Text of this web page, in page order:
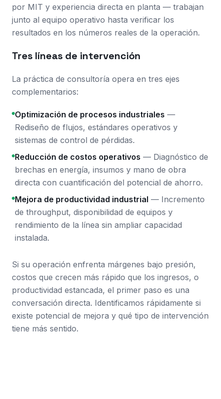
por MIT y experiencia directa en planta — trabajan
junto al equipo operativo hasta verificar los
resultados en los números reales de la operación.
Tres líneas de intervención
La práctica de consultoría opera en tres ejes
complementarios:
Optimización de procesos industriales —
Rediseño de flujos, estándares operativos y
sistemas de control de pérdidas.
Reducción de costos operativos — Diagnóstico de
brechas en energía, insumos y mano de obra
directa con cuantificación del potencial de ahorro.
Mejora de productividad industrial — Incremento
de throughput, disponibilidad de equipos y
rendimiento de la línea sin ampliar capacidad
instalada.
Si su operación enfrenta márgenes bajo presión,
costos que crecen más rápido que los ingresos, o
productividad estancada, el primer paso es una
conversación directa. Identificamos rápidamente si
existe potencial de mejora y qué tipo de intervención
tiene más sentido.